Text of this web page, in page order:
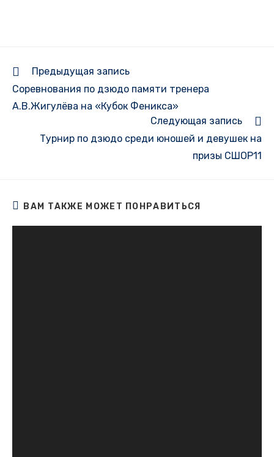
Еще
Предыдущая запись
Соревнования по дзюдо памяти тренера
А.В.Жигулёва на «Кубок Феникса»
Следующая запись
Турнир по дзюдо среди юношей и девушек на
призы СШОР11
ВАМ ТАКЖЕ МОЖЕТ ПОНРАВИТЬСЯ